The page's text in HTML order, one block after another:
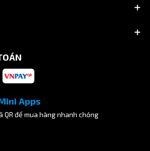
999 689 để được tư vấn, báo giá và
Apps
QR để mua hàng nhanh chóng